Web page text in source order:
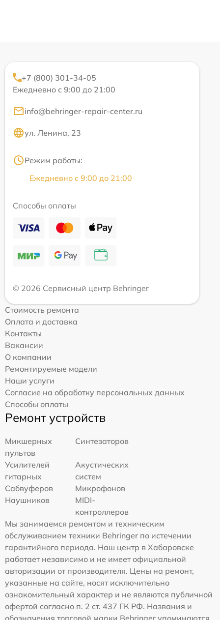
+7 (800) 301-34-05
Ежедневно с 9:00 до 21:00
info@behringer-repair-center.ru
ул. Ленина, 23
Режим работы:
Ежедневно с 9:00 до 21:00
Способы оплаты
© 2026 Сервисный центр Behringer
Стоимость ремонта
Оплата и доставка
Контакты
Вакансии
О компании
Ремонтируемые модели
Наши услуги
Согласие на обработку персональных данных
Способы оплаты
Ремонт устройств
Микшерных
пультов
Синтезаторов
Усилителей
гитарных
Акустических
систем
Сабвуферов
Микрофонов
Наушников
MIDI-
контроллеров
Мы занимаемся ремонтом и техническим
обслуживанием техники Behringer по истечении
гарантийного периода. Наш центр в Хабаровске
работает независимо и не имеет официальной
авторизации от производителя. Цены на ремонт,
указанные на сайте, носят исключительно
ознакомительный характер и не являются публичной
офертой согласно п. 2 ст. 437 ГК РФ. Названия и
обозначения торговой марки Behringer упоминаются